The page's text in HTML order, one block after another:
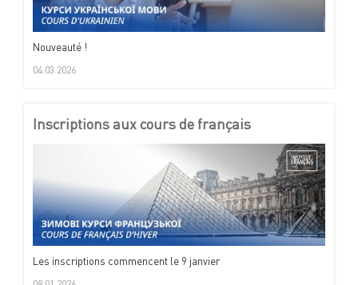
Nouveauté !
04.03.2026
Inscriptions aux cours de français
Les inscriptions commencent le 9 janvier